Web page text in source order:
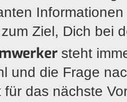
Ziel, Dich bei
steht
und die Frage
für das nächste